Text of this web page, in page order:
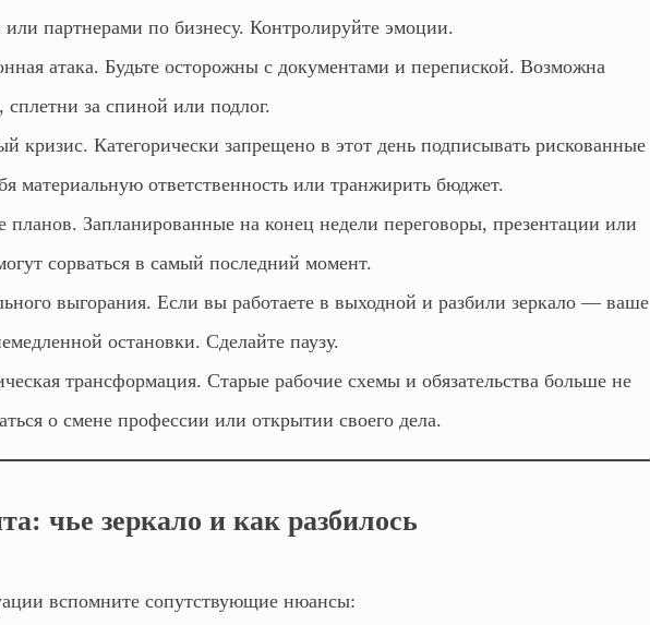
или партнерами по бизнесу. Контролируйте эмоции.
атака. Будьте осторожны с документами и перепиской. Возможна
за спиной или подлог.
кризис. Категорически запрещено в этот день подписывать рискованные
материальную ответственность или транжирить бюджет.
Запланированные на конец недели переговоры, презентации или
сорваться в самый последний момент.
выгорания. Если вы работаете в выходной и разбили зеркало — ваше
остановки. Сделайте паузу.
трансформация. Старые рабочие схемы и обязательства больше не
о смене профессии или открытии своего дела.
чье зеркало и как разбилось
вспомните сопутствующие нюансы: